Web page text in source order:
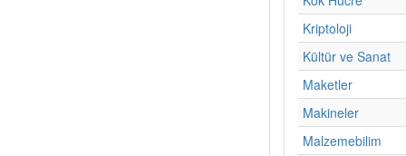
Kriptoloji
Kültür ve Sanat
Maketler
Makineler
Malzemebilim